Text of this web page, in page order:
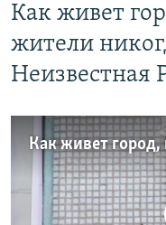
Как живет
жители
Неизвестная
No media